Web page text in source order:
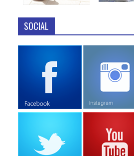
SOCIAL